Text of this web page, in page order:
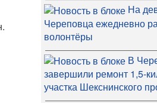
На
Череповца ежедневно
волонтёры
В
завершили ремонт 1,5-
участка Шекснинского